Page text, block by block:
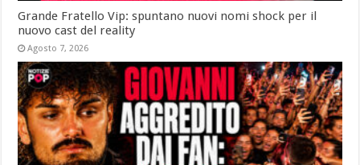
Grande Fratello Vip: spuntano nuovi nomi shock per il
nuovo cast del reality
Agosto 7, 2026